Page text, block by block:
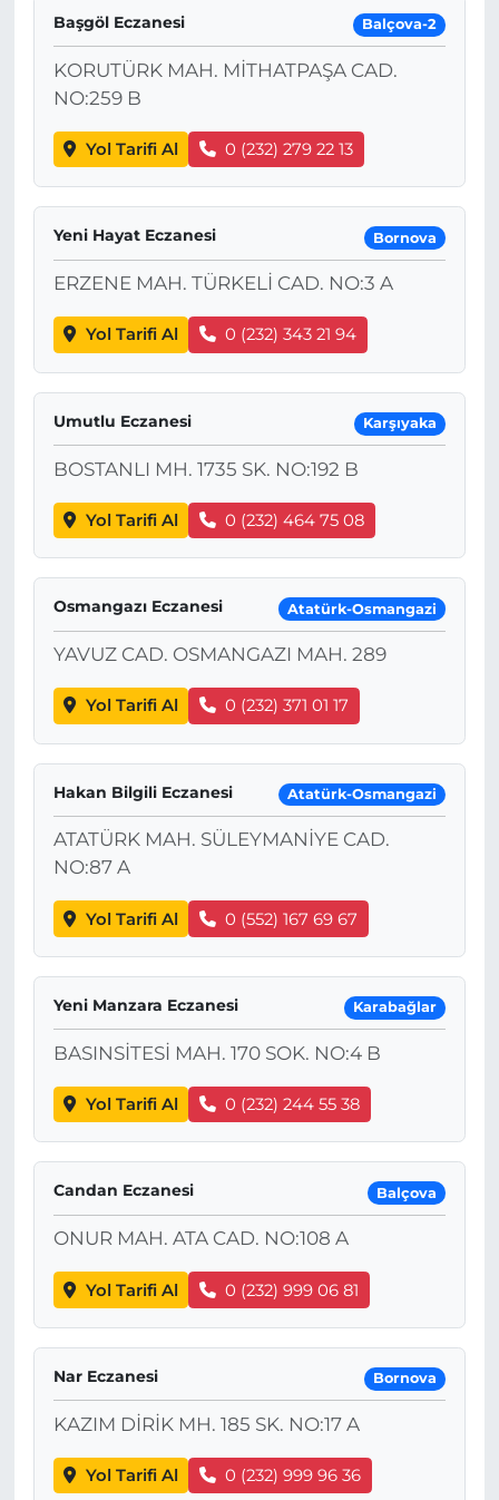
Başgöl Eczanesi Balçova-2
KORUTÜRK MAH. MİTHATPAŞA CAD.
NO:259 B
Yol Tarifi Al 0 (232) 279 22 13
Yeni Hayat Eczanesi Bornova
ERZENE MAH. TÜRKELİ CAD. NO:3 A
Yol Tarifi Al 0 (232) 343 21 94
Umutlu Eczanesi Karşıyaka
BOSTANLI MH. 1735 SK. NO:192 B
Yol Tarifi Al 0 (232) 464 75 08
Osmangazı Eczanesi Atatürk-Osmangazi
YAVUZ CAD. OSMANGAZI MAH. 289
Yol Tarifi Al 0 (232) 371 01 17
Hakan Bilgili Eczanesi Atatürk-Osmangazi
ATATÜRK MAH. SÜLEYMANİYE CAD.
NO:87 A
Yol Tarifi Al 0 (552) 167 69 67
Yeni Manzara Eczanesi Karabağlar
BASINSİTESİ MAH. 170 SOK. NO:4 B
Yol Tarifi Al 0 (232) 244 55 38
Candan Eczanesi Balçova
ONUR MAH. ATA CAD. NO:108 A
Yol Tarifi Al 0 (232) 999 06 81
Nar Eczanesi Bornova
KAZIM DİRİK MH. 185 SK. NO:17 A
Yol Tarifi Al 0 (232) 999 96 36